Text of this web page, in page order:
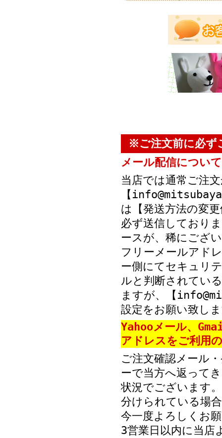
※ご注文前に必ず
メール配信につい
当店では通常ご注
【
は【発送方法の変
必ず送信しており
ースが、稀にござ
フリーメールアド
ー側にてセキュリ
ルと判断されてい
ますが、【
設定をお願い致し
Yahooメール、
アドレスをご利用
ご注文確認メール
ーで当方へ返って
状況でございます
分けられている場
今一度よろしくお
3営業日以内に当店